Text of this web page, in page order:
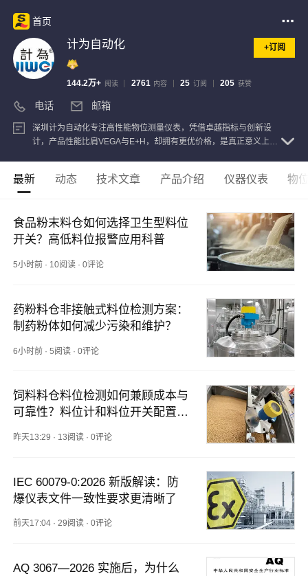
首页
计为自动化 +订阅
144.2万+ 阅读 2761 内容 25 订阅 205 获赞
电话 邮箱
深圳计为自动化专注高性能物位测量仪表，凭借卓越指标与创新设
计，产品性能比肩VEGA与E+H，却拥有更优价格，是真正意义上进
最新 动态 技术文章 产品介绍 仪器仪表 物
食品粉末料仓如何选择卫生型料位
开关？高低料位报警应用科普
5小时前 · 10阅读 ·0评论
药粉料仓非接触式料位检测方案：
制药粉体如何减少污染和维护？
6小时前 ·5阅读 ·0评论
饲料料仓料位检测如何兼顾成本与
可靠性？料位计和料位开关配置方
昨天13:29 · 13阅读 ·0评论
IEC 60079-0:2026 新版解读：防
爆仪表文件一致性要求更清晰了
前天17:04 ·29阅读 ·0评论
AQ 3067—2026 实施后，为什么